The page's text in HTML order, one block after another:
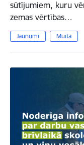
sūtījumiem, kuru
zemas vērtības…
Jaunumi Muita